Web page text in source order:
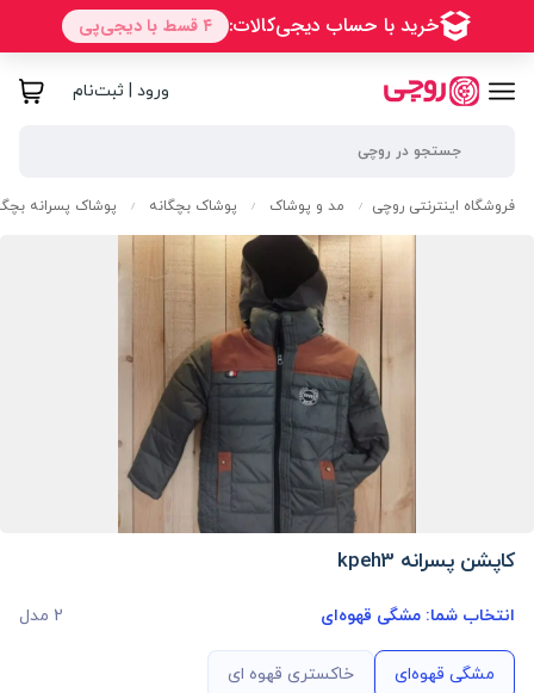
ورود | ثبت‌نام
فروشگاه اینترنتی روچی / مد و پوشاک / پوشاک بچگانه / پوشاک پسرانه
کاپشن پسرانه kpeh3
انتخاب شما: مشگی قهوه‌ای 2 مدل
مشگی قهوه‌ای خاکستری قهوه ای